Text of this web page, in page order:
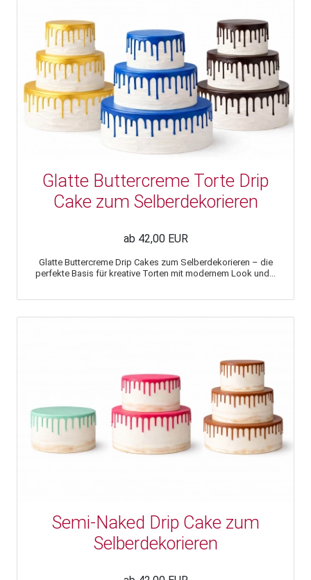
Glatte Buttercreme Torte Drip
Cake zum Selberdekorieren
ab 42,00 EUR
Glatte Buttercreme Drip Cakes zum Selberdekorieren – die
perfekte Basis für kreative Torten mit modernem Look und...
Semi-Naked Drip Cake zum
Selberdekorieren